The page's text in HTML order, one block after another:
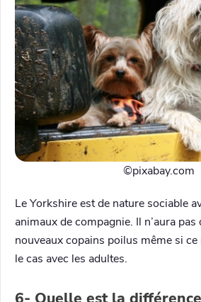
©️pixabay.com
Le Yorkshire est de nature sociable
animaux de compagnie. Il n’aura
nouveaux copains poilus même si ce
le cas avec les adultes.